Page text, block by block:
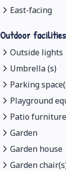
East-facing
Outdoor facilities
Outside lights
Umbrella (s)
Parking
Playground
Patio furniture
Garden
Garden house
Garden